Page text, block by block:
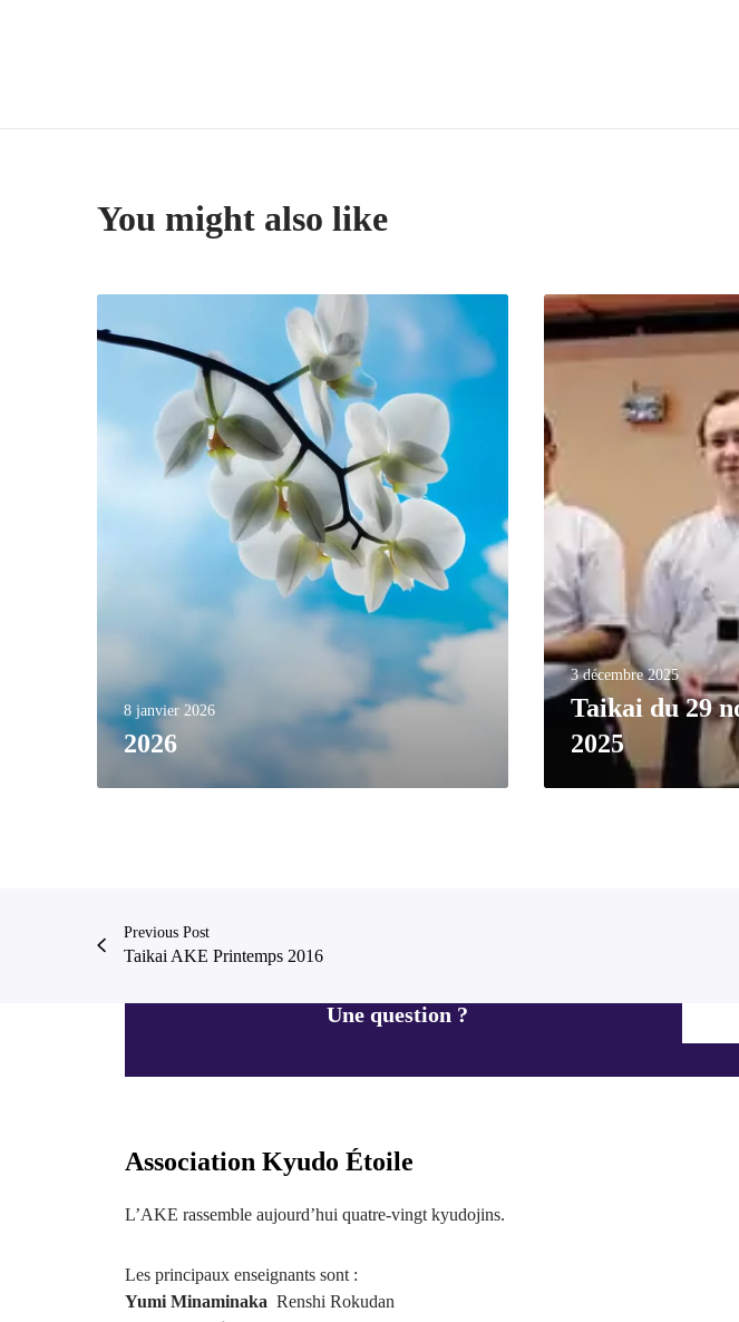
You might also like
8 janvier 2026
2026
3 décembre 2025
Taikai du 29
2025
Previous Post
Taikai AKE Printemps 2016
Une question ?
Association Kyudo Étoile
L’AKE rassemble aujourd’hui quatre-vingt kyudojins.
Les principaux enseignants sont :
Yumi Minaminaka Renshi Rokudan